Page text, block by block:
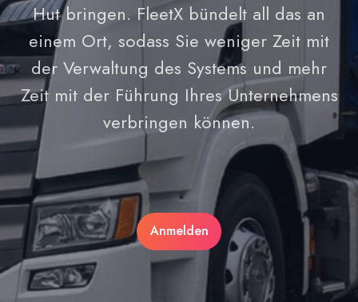
Hut bringen. FleetX bündelt all das an
einem Ort, sodass Sie weniger Zeit mit
der Verwaltung des Systems und mehr
Zeit mit der Führung Ihres Unternehmens
verbringen können.
Anmelden